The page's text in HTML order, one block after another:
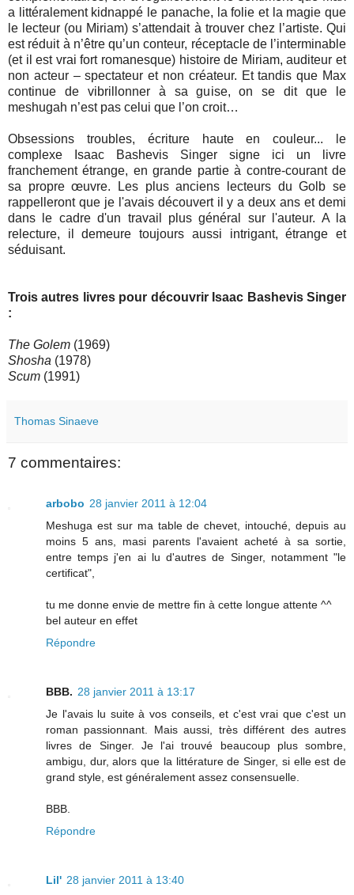
a littéralement kidnappé le panache, la folie et la magie que
le lecteur (ou Miriam) s’attendait à trouver chez l’artiste. Qui
est réduit à n’être qu’un conteur, réceptacle de l’interminable
(et il est vrai fort romanesque) histoire de Miriam, auditeur et
non acteur – spectateur et non créateur. Et tandis que Max
continue de vibrillonner à sa guise, on se dit que le
meshugah n’est pas celui que l’on croit…
Obsessions troubles, écriture haute en couleur... le
complexe Isaac Bashevis Singer signe ici un livre
franchement étrange, en grande partie à contre-courant de
sa propre œuvre. Les plus anciens lecteurs du Golb se
rappelleront que je l'avais découvert il y a deux ans et demi
dans le cadre d'un travail plus général sur l'auteur. A la
relecture, il demeure toujours aussi intrigant, étrange et
séduisant.
Trois autres livres pour découvrir Isaac Bashevis Singer
:
The Golem (1969)
Shosha (1978)
Scum (1991)
Thomas Sinaeve
7 commentaires:
arbobo 28 janvier 2011 à 12:04
Meshuga est sur ma table de chevet, intouché, depuis au
moins 5 ans, masi parents l'avaient acheté à sa sortie,
entre temps j'en ai lu d'autres de Singer, notamment "le
certificat",
tu me donne envie de mettre fin à cette longue attente ^^
bel auteur en effet
Répondre
BBB. 28 janvier 2011 à 13:17
Je l'avais lu suite à vos conseils, et c'est vrai que c'est un
roman passionnant. Mais aussi, très différent des autres
livres de Singer. Je l'ai trouvé beaucoup plus sombre,
ambigu, dur, alors que la littérature de Singer, si elle est de
grand style, est généralement assez consensuelle.
BBB.
Répondre
Lil' 28 janvier 2011 à 13:40